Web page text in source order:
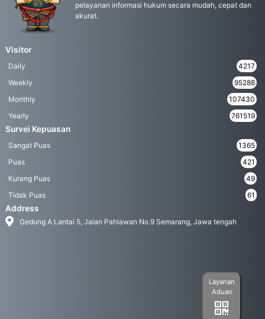
pelayanan informasi hukum secara mudah, cepat dan
akurat.
Visitor
Daily
4217
Weekly
95288
Monthly
107430
Yearly
761519
Survei Kepuasan
Sangat Puas
1365
Puas
421
Kurang Puas
49
Tidak Puas
61
Address
Gedung A Lantai 5, Jalan Pahlawan No.9 Semarang, Jawa tengah
Layanan
Aduan